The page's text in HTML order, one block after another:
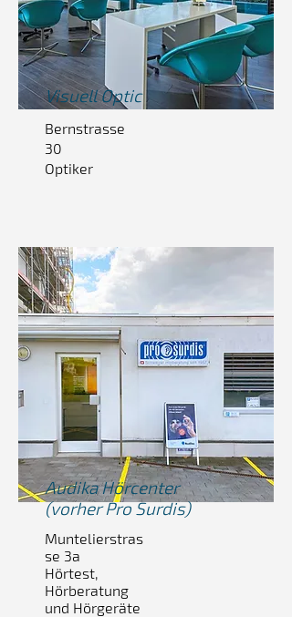
VisuellOptic
Bernstrasse
30
Optiker
Audika Hörcenter
(vorher Pro Surdis)
Muntelierstras
se 3a
Hörtest,
Hörberatung
und Hörgeräte